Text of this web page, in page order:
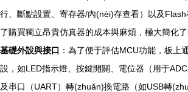
行、斷點設置、寄存器/內(nèi)存查看）以及
了購買獨立昂貴仿真器的成本與麻煩，極大簡化了
基礎外設與接口 ：為了便于評估MCU功能，板上
設，如LED指示燈、按鍵開關、電位器（用于
及串口（UART）轉(zhuǎn)換電路（如USB轉